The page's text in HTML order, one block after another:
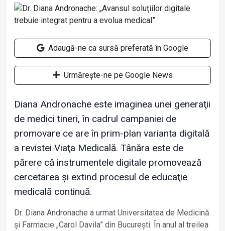
Adaugă-ne ca sursă preferată în Google
Urmărește-ne pe Google News
Diana Andronache este imaginea unei generaţii
de medici tineri, în cadrul campaniei de
promovare ce are în prim-plan varianta digitală
a revistei Viaţa Medicală. Tânăra este de
părere că instrumentele digitale promovează
cercetarea și extind procesul de educaţie
medicală continuă.
Dr. Diana Andronache a urmat Universitatea de Medicină
și Farmacie „Carol Davila” din București. În anul al treilea